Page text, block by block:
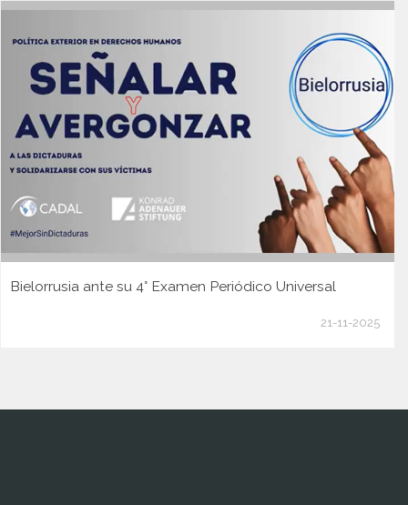
Bielorrusia ante su 4° Examen Periódico Universal
21-11-2025